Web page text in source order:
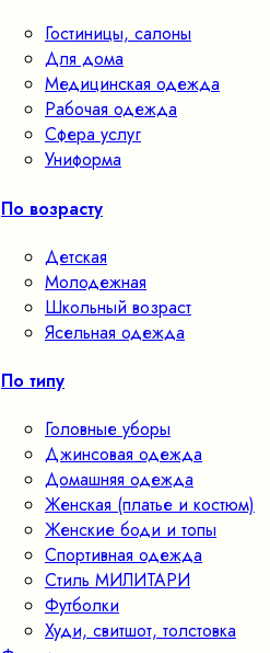
Гостиницы, салоны
Для дома
Медицинская одежда
Рабочая одежда
Сфера услуг
Униформа
По возрасту
Детская
Молодежная
Школьный возраст
Ясельная одежда
По типу
Головные уборы
Джинсовая одежда
Домашняя одежда
Женская (платье и костюм)
Женские боди и топы
Спортивная одежда
Стиль МИЛИТАРИ
Футболки
Худи, свитшот, толстовка